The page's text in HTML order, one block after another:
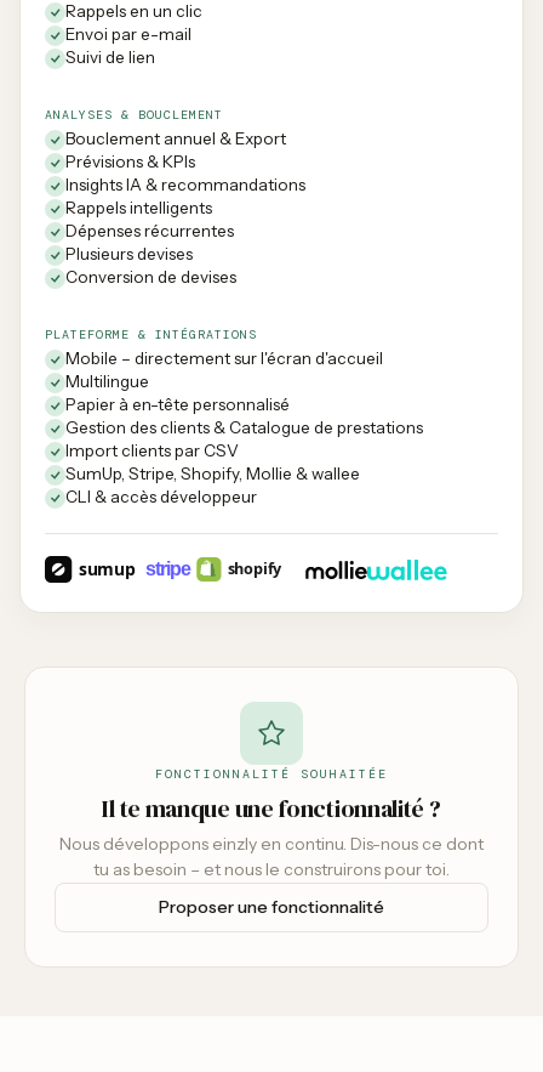
Rappels en un clic
Envoi par e-mail
Suivi de lien
ANALYSES & BOUCLEMENT
Bouclement annuel & Export
Prévisions & KPIs
Insights IA & recommandations
Rappels intelligents
Dépenses récurrentes
Plusieurs devises
Conversion de devises
PLATEFORME & INTÉGRATIONS
Mobile – directement sur l'écran d'accueil
Multilingue
Papier à en-tête personnalisé
Gestion des clients & Catalogue de prestations
Import clients par CSV
SumUp, Stripe, Shopify, Mollie & wallee
CLI & accès développeur
FONCTIONNALITÉ SOUHAITÉE
Il te manque une fonctionnalité ?
Nous développons einzly en continu. Dis-nous ce dont
tu as besoin – et nous le construirons pour toi.
Proposer une fonctionnalité